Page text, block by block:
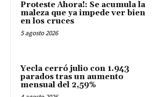
Proteste Ahora!: Se acumula la
maleza que ya impede ver bien
en los cruces
5 agosto 2026
Yecla cerró julio con 1.943
parados tras un aumento
mensual del 2,59%